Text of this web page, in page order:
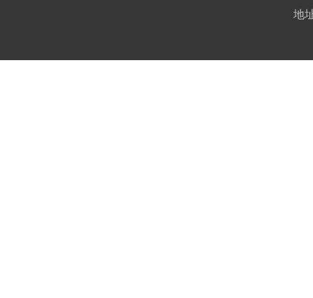
地